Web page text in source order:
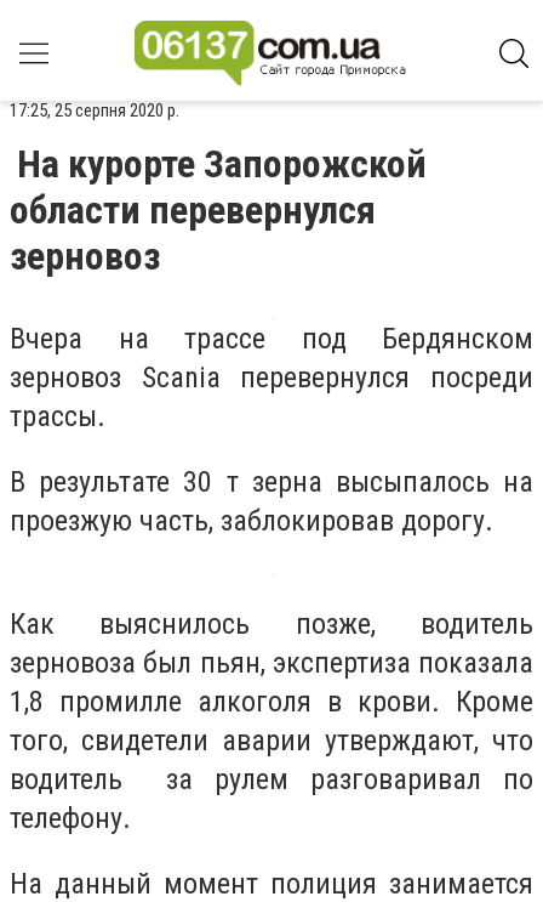
17:25, 25 серпня 2020 р.
На курорте Запорожской
области перевернулся
зерновоз
Вчера на трассе под Бердянском
зерновоз Scaniа перевернулся посреди
трассы.
В результате 30 т зерна высыпалось на
проезжую часть, заблокировав дорогу.
Как выяснилось позже, водитель
зерновоза был пьян, экспертиза показала
1,8 промилле алкоголя в крови. Кроме
того, свидетели аварии утверждают, что
водитель за рулем разговаривал по
телефону.
На данный момент полиция занимается